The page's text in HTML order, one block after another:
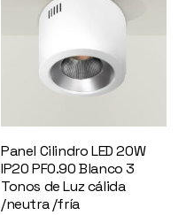
Panel Cilindro LED 20W
IP20 PF0.90 Blanco 3
Tonos de Luz cálida
/neutra /fría